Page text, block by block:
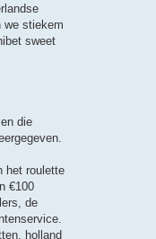
we stiekem
sweet
die
het roulette
€100
de
holland